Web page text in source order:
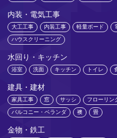
内装・電気工事
大工工事 内装工事 軽量ボード
ハウスクリーニング
水回り・キッチン
浴室 洗面 キッチン トイレ
建具・建材
家具工事 窓 サッシ フローリン
バルコニー・ベランダ 襖 畳
金物・鉄工